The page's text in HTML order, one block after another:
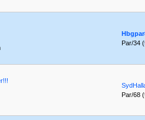
Par/34
Par/68